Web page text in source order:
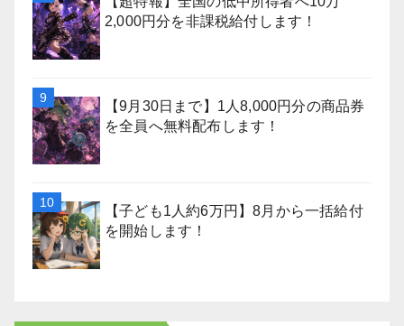
2,000円分を非課税給付します！
【9月30日まで】1人8,000円分の商品券
を全員へ無料配布します！
【子ども1人約6万円】8月から一括給付
を開始します！